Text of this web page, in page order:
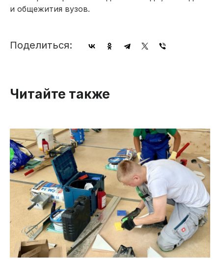
и общежития вузов.
Поделиться:
Читайте также